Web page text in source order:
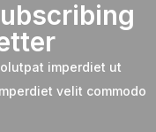
imperdiet ut
velit commodo